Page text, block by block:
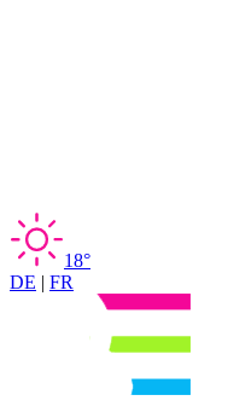
18°
DE | FR